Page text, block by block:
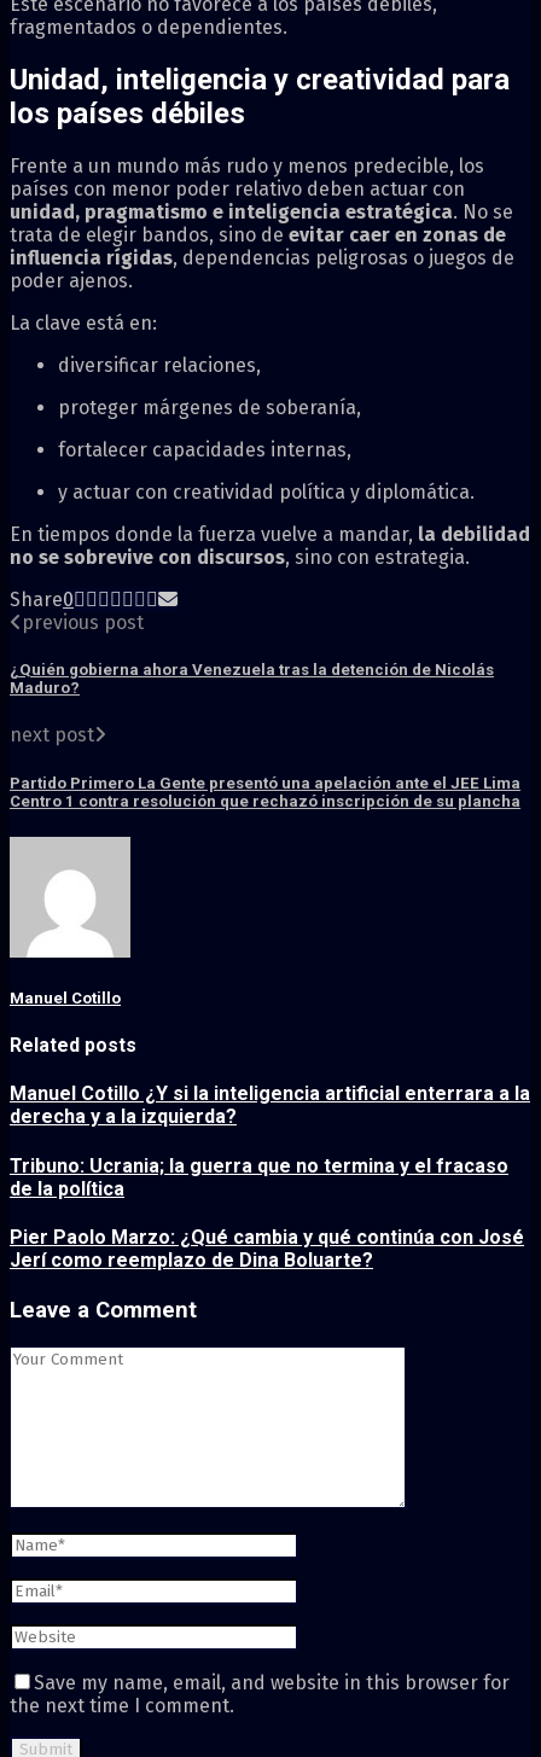
fragmentados o dependientes.
Unidad, inteligencia y creatividad para
los países débiles
Frente a un mundo más rudo y menos predecible, los
países con menor poder relativo deben actuar con
unidad, pragmatismo e inteligencia estratégica. No se
trata de elegir bandos, sino de evitar caer en zonas de
influencia rígidas, dependencias peligrosas o juegos de
poder ajenos.
La clave está en:
diversificar relaciones,
proteger márgenes de soberanía,
fortalecer capacidades internas,
y actuar con creatividad política y diplomática.
En tiempos donde la fuerza vuelve a mandar, la debilidad
no se sobrevive con discursos, sino con estrategia.
Share0
previous post
¿Quién gobierna ahora Venezuela tras la detención de Nicolás
Maduro?
next post
Partido Primero La Gente presentó una apelación ante el JEE Lima
Centro 1 contra resolución que rechazó inscripción de su plancha
Manuel Cotillo
Related posts
Manuel Cotillo ¿Y si la inteligencia artificial enterrara a la
derecha y a la izquierda?
Tribuno: Ucrania; la guerra que no termina y el fracaso
de la política
Pier Paolo Marzo: ¿Qué cambia y qué continúa con José
Jerí como reemplazo de Dina Boluarte?
Leave a Comment
Save my name, email, and website in this browser for
the next time I comment.